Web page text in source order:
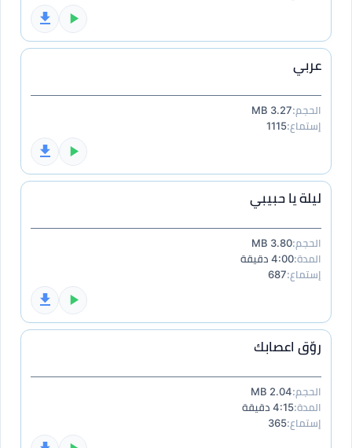
عربي
الحجم:3.27 MB
إستماع:1115
ليلة يا حبيبي
الحجم:3.80 MB
المدة:4:00 دقيقة
إستماع:687
روّق اعصابك
الحجم:2.04 MB
المدة:4:15 دقيقة
إستماع:365